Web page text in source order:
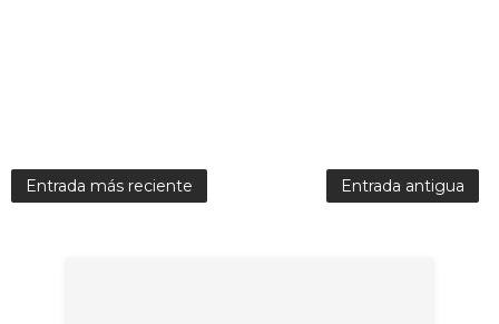
Entrada más reciente Entrada antigua